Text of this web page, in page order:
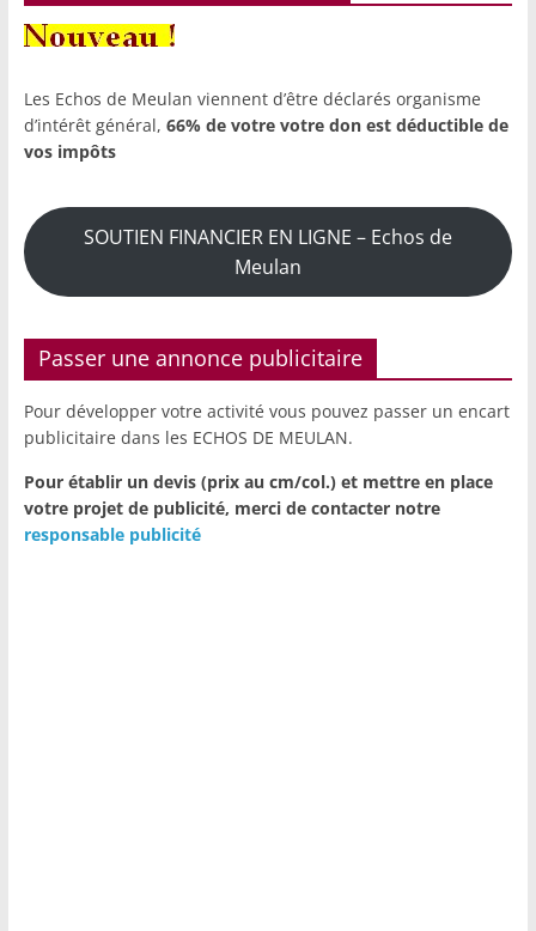
Les Echos de Meulan viennent d’être déclarés organisme
d’intérêt général, 66% de votre votre don est déductible de
vos impôts
SOUTIEN FINANCIER EN LIGNE – Echos de
Meulan
Passer une annonce publicitaire
Pour développer votre activité vous pouvez passer un encart
publicitaire dans les ECHOS DE MEULAN.
Pour établir un devis (prix au cm/col.) et mettre en place
votre projet de publicité, merci de contacter notre
responsable publicité